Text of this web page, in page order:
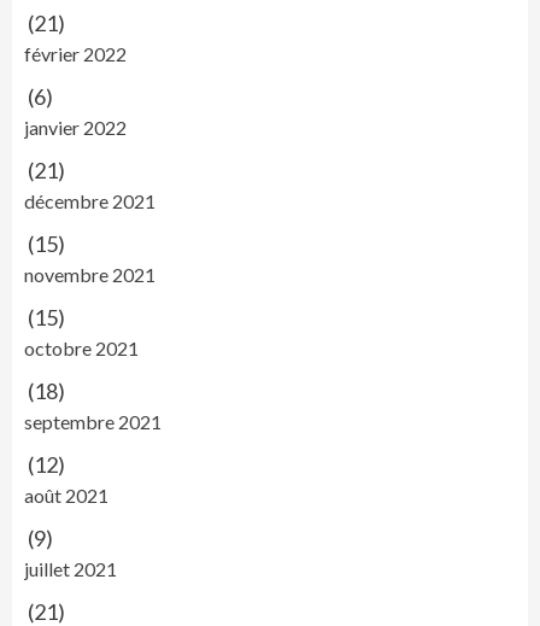
(21)
février 2022
(6)
janvier 2022
(21)
décembre 2021
(15)
novembre 2021
(15)
octobre 2021
(18)
septembre 2021
(12)
août 2021
(9)
juillet 2021
(21)